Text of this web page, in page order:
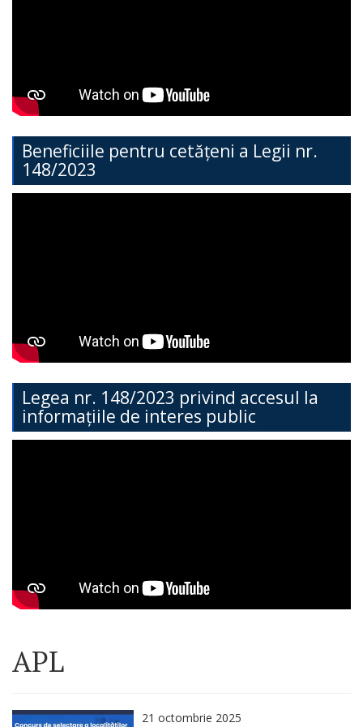
Cimișlia
Direcția
Economie,
Dezvoltare
Teritorială
Secția
Serviciul
Arhitectură,
și
Beneficiile pentru cetățeni a Legii nr.
148/2023
Legea nr. 148/2023 privind accesul la
informațiile de interes public
APL
21 octombrie 2025